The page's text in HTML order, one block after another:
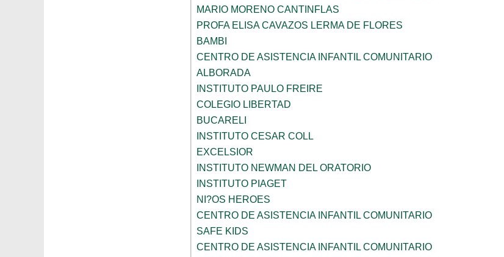
MARIO MORENO CANTINFLAS
PROFA ELISA CAVAZOS LERMA DE FLORES
BAMBI
CENTRO DE ASISTENCIA INFANTIL COMUNITARIO
ALBORADA
INSTITUTO PAULO FREIRE
COLEGIO LIBERTAD
BUCARELI
INSTITUTO CESAR COLL
EXCELSIOR
INSTITUTO NEWMAN DEL ORATORIO
INSTITUTO PIAGET
NI?OS HEROES
CENTRO DE ASISTENCIA INFANTIL COMUNITARIO
SAFE KIDS
CENTRO DE ASISTENCIA INFANTIL COMUNITARIO